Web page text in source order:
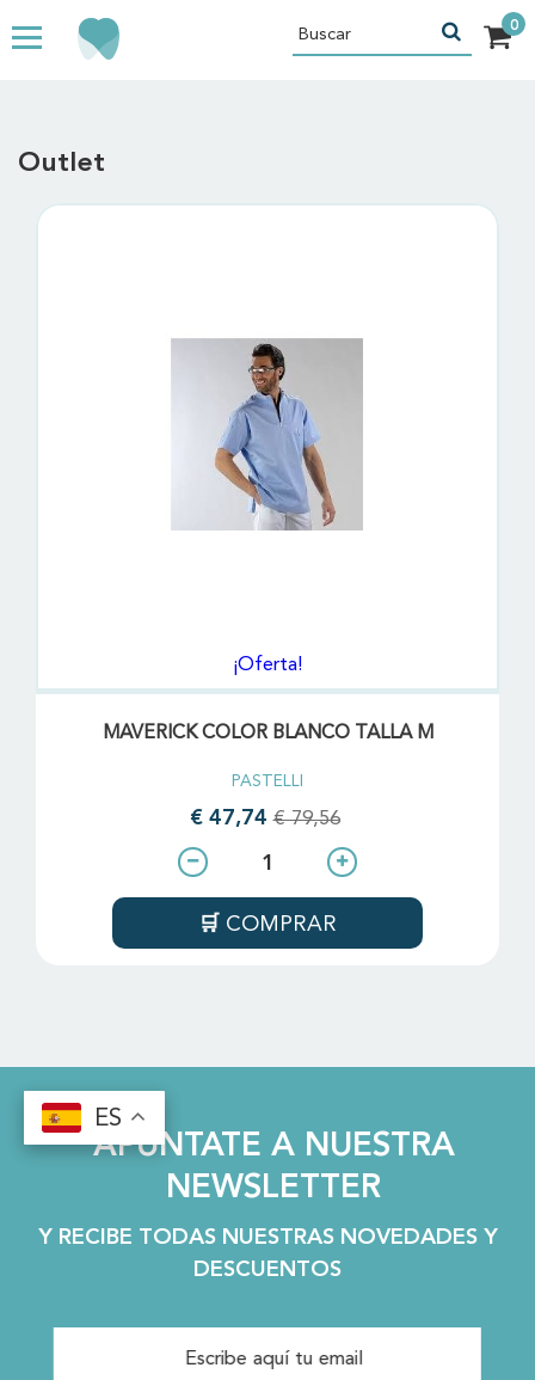
Outlet
¡Oferta!
MAVERICK COLOR BLANCO TALLA M
PASTELLI
€ 47,74 € 79,56
COMPRAR
APÚNTATE A NUESTRA
NEWSLETTER
Y RECIBE TODAS NUESTRAS NOVEDADES Y
DESCUENTOS
ES
ES